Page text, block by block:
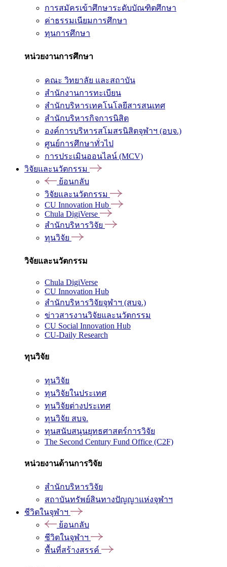
การสมัครเข้าศึกษาระดับบัณฑิตศึกษา
ค่าธรรมเนียมการศึกษา
ทุนการศึกษา
หน่วยงานการศึกษา
คณะ วิทยาลัย และสถาบัน
สำนักงานการทะเบียน
สำนักบริหารเทคโนโลยีสารสนเทศ
สำนักบริหารกิจการนิสิต
องค์การบริหารสโมสรนิสิตจุฬาฯ (อบจ.)
ศูนย์การศึกษาทั่วไป
การประเมินออนไลน์ (MCV)
วิจัยและนวัตกรรม
ย้อนกลับ
วิจัยและนวัตกรรม
CU Innovation Hub
Chula DigiVerse
สำนักบริหารวิจัย
ทุนวิจัย
วิจัยและนวัตกรรม
Chula DigiVerse
CU Innovation Hub
สำนักบริหารวิจัยจุฬาฯ (สบจ.)
ข่าวสารงานวิจัยและนวัตกรรม
CU Social Innovation Hub
CU-Daily Research
ทุนวิจัย
ทุนวิจัย
ทุนวิจัยในประเทศ
ทุนวิจัยต่างประเทศ
ทุนวิจัย สบจ.
ทุนสนับสนุนยุทธศาสตร์การวิจัย
The Second Century Fund Office (C2F)
หน่วยงานด้านการวิจัย
สำนักบริหารวิจัย
สถาบันทรัพย์สินทางปัญญาแห่งจุฬาฯ
ชีวิตในจุฬาฯ
ย้อนกลับ
ชีวิตในจุฬาฯ
พื้นที่สร้างสรรค์